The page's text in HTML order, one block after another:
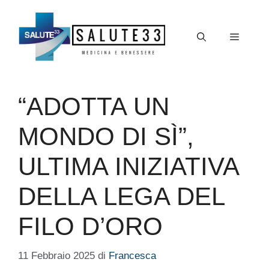
contenuto
Menu
“ADOTTA UN
MONDO DI SÌ”,
ULTIMA INIZIATIVA
DELLA LEGA DEL
FILO D’ORO
11 Febbraio 2025 di Francesca